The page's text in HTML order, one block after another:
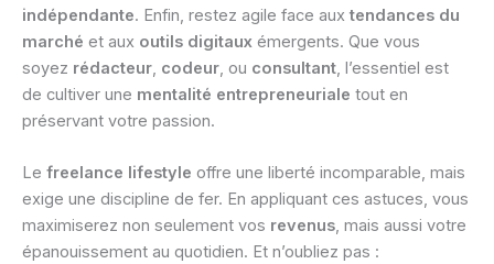
indépendante. Enfin, restez agile face aux tendances du
marché et aux outils digitaux émergents. Que vous
soyez rédacteur, codeur, ou consultant, l’essentiel est
de cultiver une mentalité entrepreneuriale tout en
préservant votre passion.
Le freelance lifestyle offre une liberté incomparable, mais
exige une discipline de fer. En appliquant ces astuces, vous
maximiserez non seulement vos revenus, mais aussi votre
épanouissement au quotidien. Et n’oubliez pas :